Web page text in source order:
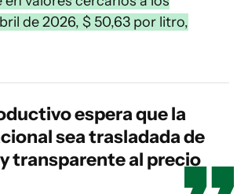
de 2026, $ 50,63 por litro,
espera que la
sea trasladada de
transparente al precio